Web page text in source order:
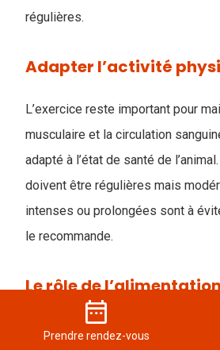
régulières.
Adapter l’activité
L’exercice reste important pour
musculaire et la circulation
adapté à l’état de santé de
doivent être régulières mais
intenses ou prolongées sont à
le recommande.
Le rôle de
santé cardiaque
date_range
Prendrerendez-vous